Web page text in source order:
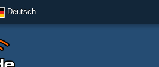
Deutsch